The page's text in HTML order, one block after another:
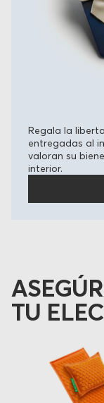
Regala la
entregadas al
valoran su
interior.
TU